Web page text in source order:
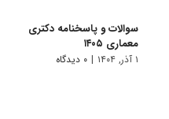
سوالات و پاسخنامه دکتری
معماری ۱۴۰۵
۱ آذر, ۱۴۰۴ | ۰ دیدگاه